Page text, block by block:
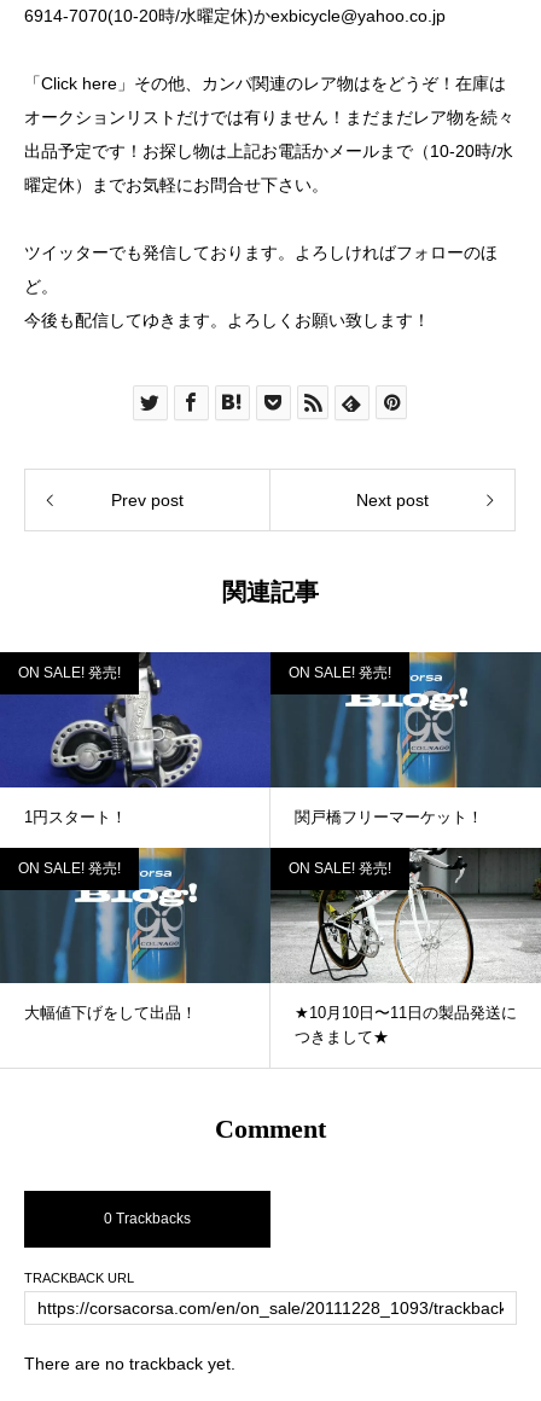
6914-7070(10-20時/水曜定休)かexbicycle@yahoo.co.jp
「Click here」 その他、カンパ関連のレア物はをどうぞ！在庫は
オークションリストだけでは有りません！まだまだレア物を続々
出品予定です！お探し物は上記お電話かメールまで（10-20時/水
曜定休）までお気軽にお問合せ下さい。
ツイッターでも発信しております。よろしければフォローのほ
ど。
今後も配信してゆきます。よろしくお願い致します！
Prev post Next post
関連記事
ON SALE! 発売!
1円スタート！
ON SALE! 発売!
関戸橋フリーマーケット！
ON SALE! 発売!
大幅値下げをして出品！
ON SALE! 発売!
★10月10日〜11日の製品発送に
つきまして★
Comment
0 Trackbacks
TRACKBACK URL
There are no trackback yet.